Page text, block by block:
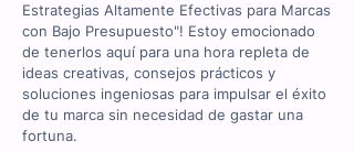
Estrategias Altamente Efectivas para Marcas
con Bajo Presupuesto"! Estoy emocionado
de tenerlos aquí para una hora repleta de
ideas creativas, consejos prácticos y
soluciones ingeniosas para impulsar el éxito
de tu marca sin necesidad de gastar una
fortuna.